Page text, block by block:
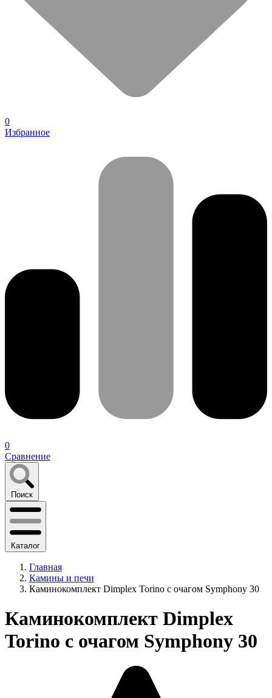
0
Избранное
0
Сравнение
Поиск
Каталог
Главная
Камины и печи
Каминокомплект Dimplex Torino с очагом Symphony 30
Каминокомплект Dimplex
Torino с очагом Symphony 30